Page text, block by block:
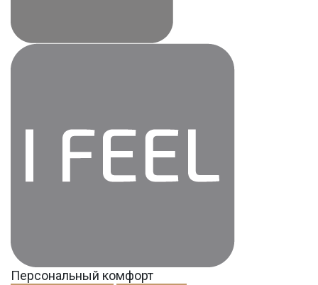
Персональный комфорт